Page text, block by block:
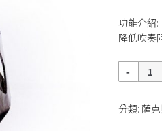
功能介紹:
降低吹奏
量
分類: 薩